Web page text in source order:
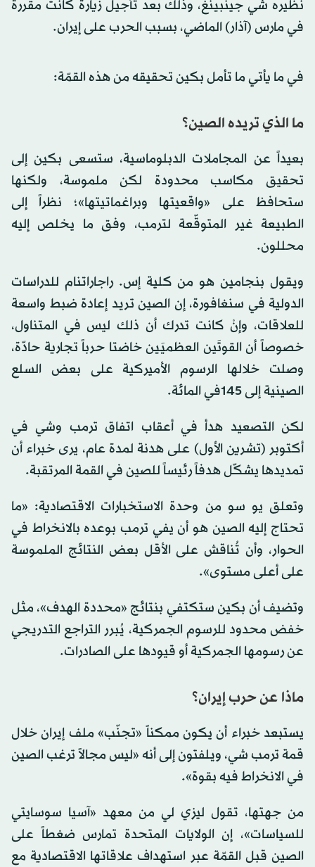
نظيره شي جينبينغ، وذلك بعد تأجيل زيارة كانت مقررة
في مارس (آذار) الماضي، بسبب الحرب على إيران.
في ما يأتي ما تأمل بكين تحقيقه من هذه القمّة:
ما الذي تريده الصين؟
بعيداً عن المجاملات الدبلوماسية، ستسعى بكين إلى
تحقيق مكاسب محدودة لكن ملموسة، ولكنها
ستحافظ على «واقعيتها وبراغماتيتها»؛ نظراً إلى
الطبيعة غير المتوقّعة لترمب، وفق ما يخلص إليه
محللون.
ويقول بنجامين هو من كلية إس. راجاراتنام للدراسات
الدولية في سنغافورة، إن الصين تريد إعادة ضبط واسعة
للعلاقات، وإنْ كانت تدرك أن ذلك ليس في المتناول،
خصوصاً أن القوتَين العظميَين خاضتا حرباً تجارية حادّة،
وصلت خلالها الرسوم الأميركية على بعض السلع
الصينية إلى 145في المائة.
لكن التصعيد هدأ في أعقاب اتفاق ترمب وشي في
أكتوبر (تشرين الأول) على هدنة لمدة عام، يرى خبراء أن
تمديدها يشكّل هدفاً رئيساً للصين في القمة المرتقبة.
وتعلق يو سو من وحدة الاستخبارات الاقتصادية: «ما
تحتاج إليه الصين هو أن يفي ترمب بوعده بالانخراط في
الحوار، وأن تُناقش على الأقل بعض النتائج الملموسة
على أعلى مستوى».
وتضيف أن بكين ستكتفي بنتائج «محددة الهدف»، مثل
خفض محدود للرسوم الجمركية، يُبرر التراجع التدريجي
عن رسومها الجمركية أو قيودها على الصادرات.
ماذا عن حرب إيران؟
يستبعد خبراء أن يكون ممكناً «تجنّب» ملف إيران خلال
قمة ترمب شي، ويلفتون إلى أنه «ليس مجالاً ترغب الصين
في الانخراط فيه بقوة».
من جهتها، تقول ليزي لي من معهد «آسيا سوسايتي
للسياسات»، إن الولايات المتحدة تمارس ضغطاً على
الصين قبل القمّة عبر استهداف علاقاتها الاقتصادية مع